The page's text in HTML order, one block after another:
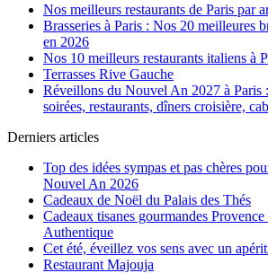
Nos meilleurs restaurants de Paris par
Brasseries à Paris : Nos 20 meilleures
en 2026
Nos 10 meilleurs restaurants italiens à
Terrasses Rive Gauche
Réveillons du Nouvel An 2027 à Paris
soirées, restaurants, dîners croisière,
Derniers articles
Top des idées sympas et pas chères
Nouvel An 2026
Cadeaux de Noël du Palais des Thés
Cadeaux tisanes gourmandes
Authentique
Cet été, éveillez vos sens avec un
Restaurant Majouja